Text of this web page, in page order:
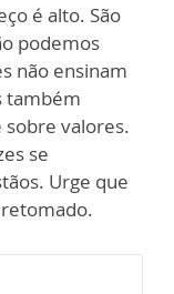
é alto. São
podemos
não ensinam
também
sobre valores.
se
Urge que